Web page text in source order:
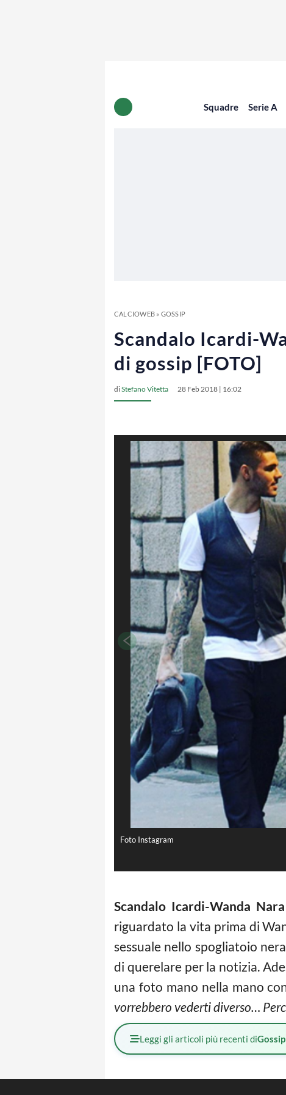
Squadre Serie A
CALCIOWEB» GOSSIP
Scandalo Icardi-
di gossip [FOTO]
diStefano Vitetta 28 Feb 2018 | 16:02
Foto Instagram
Scandalo Icardi-Wanda
riguardato la vita prima di
sessuale nello spogliatoio
di querelare per la notizia.
una foto mano nella mano
vorrebbero vederti diverso…
Leggi gli articoli più recenti diGossip